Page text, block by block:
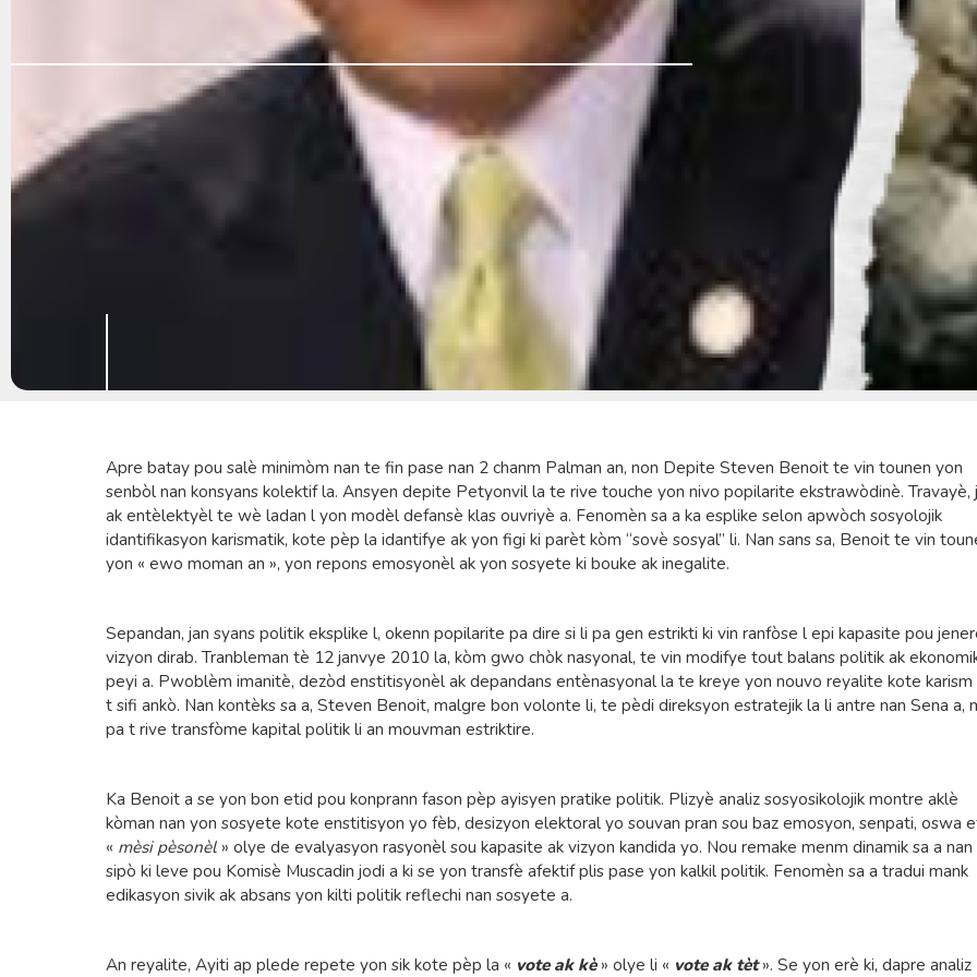
Apre batay pou salè minimòm nan te fin pase nan 2 chanm Palman an, non Depite Steven Benoit te vin tounen yon
senbòl nan konsyans kolektif la. Ansyen depite Petyonvil la te rive touche yon nivo popilarite ekstrawòdinè. Travayè,
ak entèlektyèl te wè ladan l yon modèl defansè klas ouvriyè a. Fenomèn sa a ka esplike selon apwòch sosyolojik
idantifikasyon karismatik, kote pèp la idantifye ak yon figi ki parèt kòm “sovè sosyal” li. Nan sans sa, Benoit te vin
yon « ewo moman an », yon repons emosyonèl ak yon sosyete ki bouke ak inegalite.
Sepandan, jan syans politik eksplike l, okenn popilarite pa dire si li pa gen estrikti ki vin ranfòse l epi kapasite pou
vizyon dirab. Tranbleman tè 12 janvye 2010 la, kòm gwo chòk nasyonal, te vin modifye tout balans politik ak
peyi a. Pwoblèm imanitè, dezòd enstitisyonèl ak depandans entènasyonal la te kreye yon nouvo reyalite kote karism
t sifi ankò. Nan kontèks sa a, Steven Benoit, malgre bon volonte li, te pèdi direksyon estratejik la li antre nan Sena a,
pa t rive transfòme kapital politik li an mouvman estriktire.
Ka Benoit a se yon bon etid pou konprann fason pèp ayisyen pratike politik. Plizyè analiz sosyosikolojik montre aklè
kòman nan yon sosyete kote enstitisyon yo fèb, desizyon elektoral yo souvan pran sou baz emosyon, senpati, oswa
« mèsi pèsonèl » olye de evalyasyon rasyonèl sou kapasite ak vizyon kandida yo. Nou remake menm dinamik sa a nan
sipò ki leve pou Komisè Muscadin jodi a ki se yon transfè afektif plis pase yon kalkil politik. Fenomèn sa a tradui mank
edikasyon sivik ak absans yon kilti politik reflechi nan sosyete a.
An reyalite, Ayiti ap plede repete yon sik kote pèp la « vote ak kè» olye li « vote ak tèt». Se yon erè ki, dapre analiz